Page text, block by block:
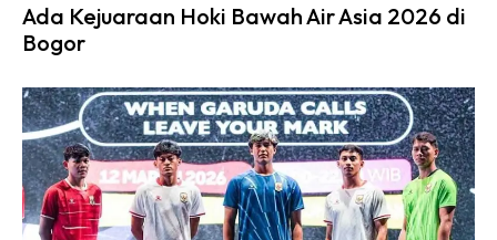
Ada Kejuaraan Hoki Bawah Air Asia 2026 di
Bogor